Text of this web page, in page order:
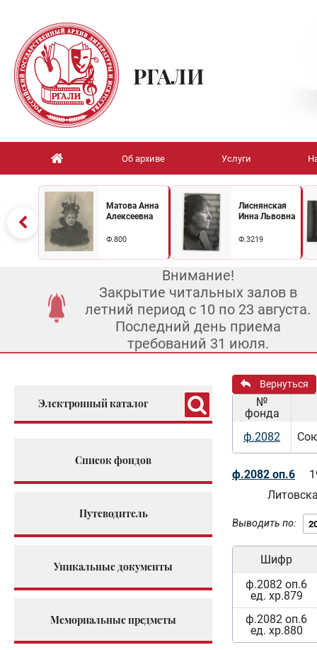
РГАЛИ
Об архиве Услуги
Матова Анна
Алексеевна
Ф.800
Лиснянская
Инна Львовна
Ф.3219
Внимание!
Закрытие читальных залов в
летний период с 10 по 23 августа.
Последний день приема
требований 31 июля.
Электронный каталог
Список фондов
Путеводитель
Уникальные документы
Мемориальные предметы
Вернуться
№
фонда
ф.2082
ф.2082 оп.6
Выводить по:
Шифр
ф.2082 оп.6
ед. хр.879
ф.2082 оп.6
ед. хр.880